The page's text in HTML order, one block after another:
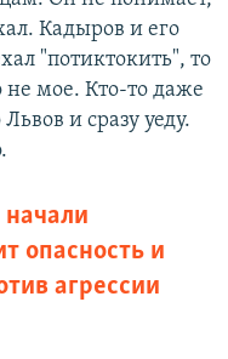
Кадыров и его
"потиктокить", то
не мое. Кто-то даже
и сразу уеду.
опасность и
агрессии